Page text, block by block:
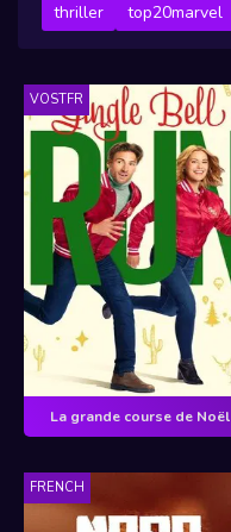
thriller
top20marvel
VOSTFR
La grande course de Noël
FRENCH